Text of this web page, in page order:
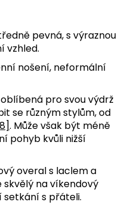
pevná, s výraznou
vzhled.
nošení, neformální
pro svou výdrž
se různým stylům, od
. Může však být méně
pohyb kvůli nižší
overal s laclem a
skvělý na víkendový
s přáteli.